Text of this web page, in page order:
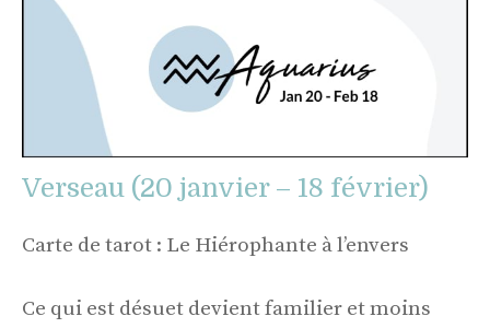
Verseau (20 janvier – 18 février)
Carte de tarot : Le Hiérophante à l’envers
Ce qui est désuet devient familier et moins